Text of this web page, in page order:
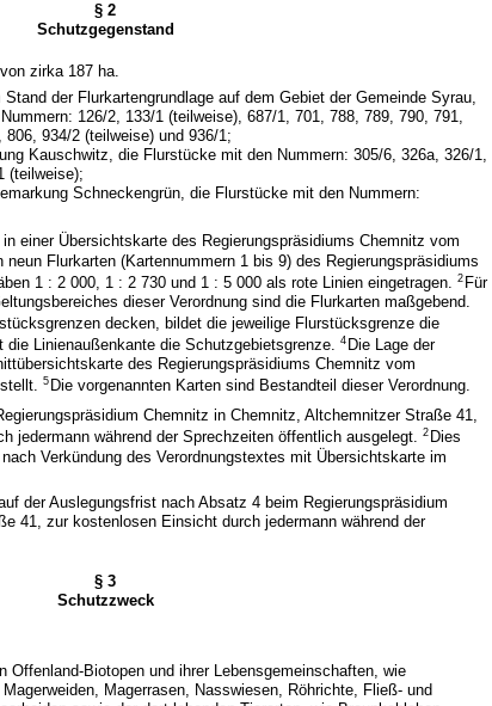
§ 2
Schutzgegenstand
zirka 187 ha.
der Flurkartengrundlage auf dem Gebiet der Gemeinde Syrau,
126/2, 133/1 (teilweise), 687/1, 701, 788, 789, 790, 791,
934/2 (teilweise) und 936/1;
Kauschwitz, die Flurstücke mit den Nummern: 305/6, 326a, 326/1,
(teilweise);
Schneckengrün, die Flurstücke mit den Nummern:
einer Übersichtskarte des Regierungspräsidiums Chemnitz vom
Flurkarten (Kartennummern 1 bis 9) des Regierungspräsidiums
1 : 2 000, 1 : 2 730 und 1 : 5 000 als rote Linien eingetragen.2 Für
dieser Verordnung sind die Flurkarten maßgebend.
decken, bildet die jeweilige Flurstücksgrenze die
Linienaußenkante die Schutzgebietsgrenze.4 Die Lage der
des Regierungspräsidiums Chemnitz vom
5 Die vorgenannten Karten sind Bestandteil dieser Verordnung.
Chemnitz in Chemnitz, Altchemnitzer Straße 41,
jedermann während der Sprechzeiten öffentlich ausgelegt.2 Dies
Verkündung des Verordnungstextes mit Übersichtskarte im
der Auslegungsfrist nach Absatz 4 beim Regierungspräsidium
41, zur kostenlosen Einsicht durch jedermann während der
§ 3
Schutzzweck
Offenland-Biotopen und ihrer Lebensgemeinschaften, wie
Magerrasen, Nasswiesen, Röhrichte, Fließ- und